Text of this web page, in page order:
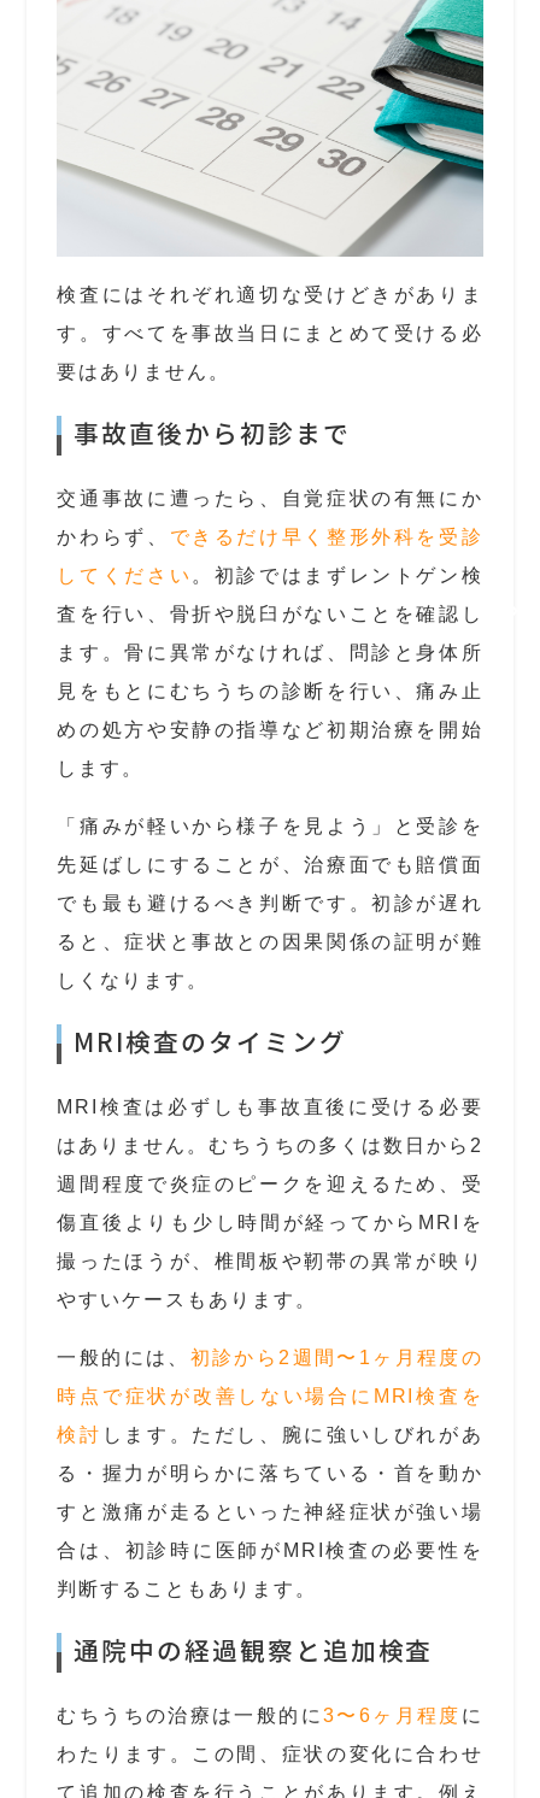
検査にはそれぞれ適切な受けどきがありま
す。すべてを事故当日にまとめて受ける必
要はありません。
事故直後から初診まで
交通事故に遭ったら、自覚症状の有無にか
かわらず、 できるだけ早く整形外科を受診
してください 。初診ではまずレントゲン検
査を行い、骨折や脱臼がないことを確認し
ます。骨に異常がなければ、問診と身体所
見をもとにむちうちの診断を行い、痛み止
めの処方や安静の指導など初期治療を開始
します。
「痛みが軽いから様子を見よう」と受診を
先延ばしにすることが、治療面でも賠償面
でも最も避けるべき判断です。初診が遅れ
ると、症状と事故との因果関係の証明が難
しくなります。
MRI検査のタイミング
MRI検査は必ずしも事故直後に受ける必要
はありません。むちうちの多くは数日から2
週間程度で炎症のピークを迎えるため、受
傷直後よりも少し時間が経ってからMRIを
撮ったほうが、椎間板や靭帯の異常が映り
やすいケースもあります。
一般的には、 初診から2週間〜1ヶ月程度の
時点で症状が改善しない場合にMRI検査を
検討 します。ただし、腕に強いしびれがあ
る・握力が明らかに落ちている・首を動か
すと激痛が走るといった神経症状が強い場
合は、初診時に医師がMRI検査の必要性を
判断することもあります。
通院中の経過観察と追加検査
むちうちの治療は一般的に 3〜6ヶ月程度 に
わたります。この間、症状の変化に合わせ
て追加の検査を行うことがあります。例え